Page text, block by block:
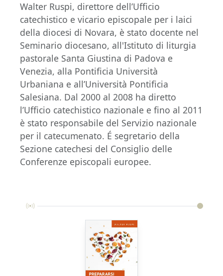
Walter Ruspi, direttore dell’Ufficio
catechistico e vicario episcopale per i laici
della diocesi di Novara, è stato docente nel
Seminario diocesano, all'Istituto di liturgia
pastorale Santa Giustina di Padova e
Venezia, alla Pontificia Università
Urbaniana e all’Università Pontificia
Salesiana. Dal 2000 al 2008 ha diretto
l’Ufficio catechistico nazionale e fino al 2011
è stato responsabile del Servizio nazionale
per il catecumenato. É segretario della
Sezione catechesi del Consiglio delle
Conferenze episcopali europee.